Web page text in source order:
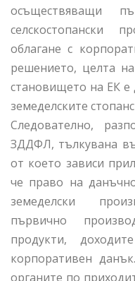
осъществяващи
селскостопански
облагане с
решението, целта
становището на ЕК е
земеделските
Следователно,
ЗДДФЛ, тълкувана
от което зависи
че право на
земеделски
първично
продукти,
корпоративен
органите по